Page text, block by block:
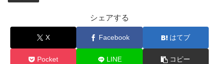
シェアする
X Facebook はてブ
Pocket LINE コピー